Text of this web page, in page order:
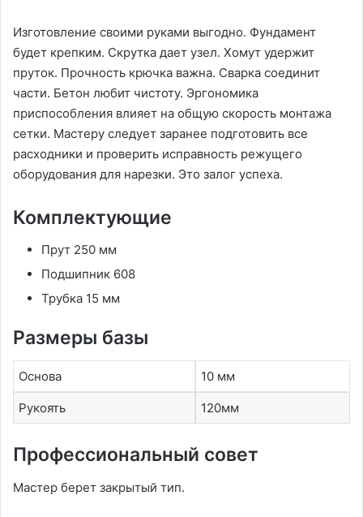
Изготовление своими руками выгодно. Фундамент
будет крепким. Скрутка дает узел. Хомут удержит
пруток. Прочность крючка важна. Сварка соединит
части. Бетон любит чистоту. Эргономика
приспособления влияет на общую скорость монтажа
сетки. Мастеру следует заранее подготовить все
расходники и проверить исправность режущего
оборудования для нарезки. Это залог успеха.
Комплектующие
Прут 250 мм
Подшипник 608
Трубка 15 мм
Размеры базы
Основа 10 мм
Рукоять 120мм
Профессиональный совет
Мастер берет закрытый тип.